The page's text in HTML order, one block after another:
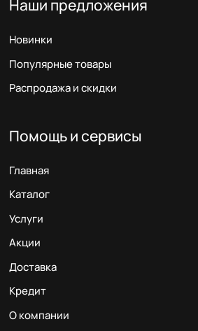
Наши предложения
Новинки
Популярные товары
Распродажа и скидки
Помощь и сервисы
Главная
Каталог
Услуги
Акции
Доставка
Кредит
О компании